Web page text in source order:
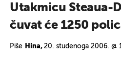
Utakmicu Steaua-
čuvat će 1250
Piše Hina, 20. studenoga 2006. @